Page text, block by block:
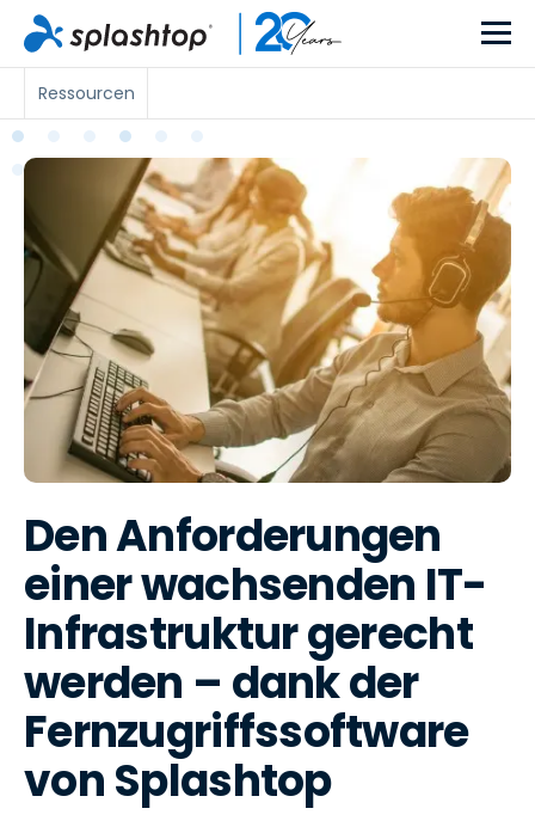
Ressourcen
Den Anforderungen
einer wachsenden IT-
Infrastruktur gerecht
werden – dank der
Fernzugriffssoftware
von Splashtop